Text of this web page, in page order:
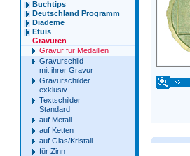
Buchtips
Deutschland Programm
Diademe
Etuis
Gravuren
Gravur für Medaillen
Gravurschild
mit ihrer Gravur
Gravurschilder
exklusiv
Textschilder
Standard
auf Metall
auf Ketten
auf Glas/Kristall
für Zinn